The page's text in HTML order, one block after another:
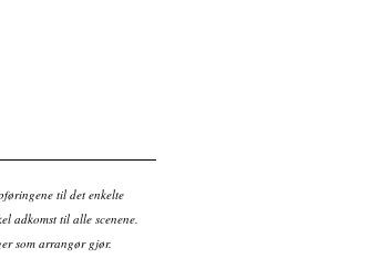
til det enkelte
adkomst til alle scenene.
som arrangør gjør.